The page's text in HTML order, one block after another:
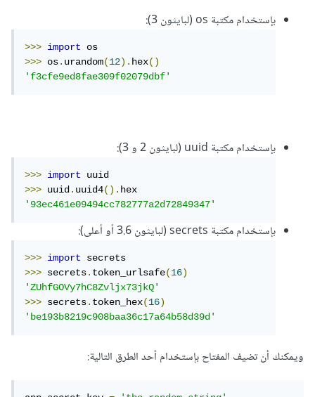
بإستخدام مكتبة os (لبايثون 3):
>>> import
>>> os.urandom(12).hex()
'f3cfe9ed8fae309f02079dbf'
بإستخدام مكتبة uuid (لبايثون 2 و 3):
>>> import
>>> uuid.uuid4().
'93ec461e09494cc782777a2d72849347'
بإستخدام مكتبة secrets (لبايثون 3.6 أو أعلى):
>>> import
>>> secrets.token_urlsafe(16)
'ZUhfGOVy7hC8Zvljx73jkQ'
>>> secrets.token_hex(16)
'be193b8219c908baa36c17a64b58d39d'
ويمكنك أن تضيف المفتاح بإستخدام أحد الطرق التالية: